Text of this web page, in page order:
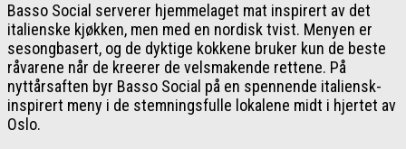
Basso Social serverer hjemmelaget mat inspirert av det
italienske kjøkken, men med en nordisk tvist. Menyen er
sesongbasert, og de dyktige kokkene bruker kun de beste
råvarene når de kreerer de velsmakende rettene. På
nyttårsaften byr Basso Social på en spennende italiensk-
inspirert meny i de stemningsfulle lokalene midt i hjertet av
Oslo.